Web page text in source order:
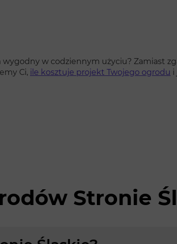
w codziennym użyciu? Zamiast
Ci, ile kosztuje projekt Twojego ogrodu i
Stronie